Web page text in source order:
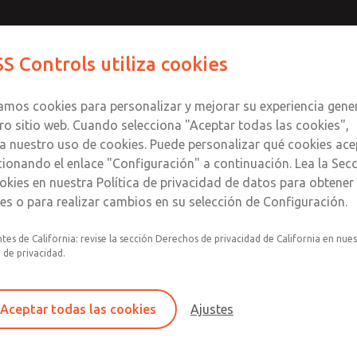
21]
Enviar esta
Controls utiliza cookies
cookies para personalizar y mejorar su experiencia
sitio web. Cuando selecciona "Aceptar todas las cookies",
nuestro uso de cookies. Puede personalizar qué cookies
el enlace "Configuración" a continuación. Lea la
en nuestra Política de privacidad de datos para obtener
o para realizar cambios en su selección de Configuración.
de California: revise la sección Derechos de privacidad de California en
de privacidad.
Aceptar todas las cookies Ajustes